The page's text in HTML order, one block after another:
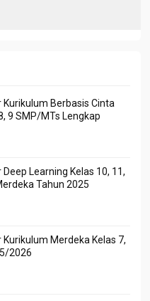
Kurikulum Berbasis Cinta
9 SMP/MTs Lengkap
Learning Kelas 10, 11,
Tahun 2025
Merdeka Kelas 7,
2026